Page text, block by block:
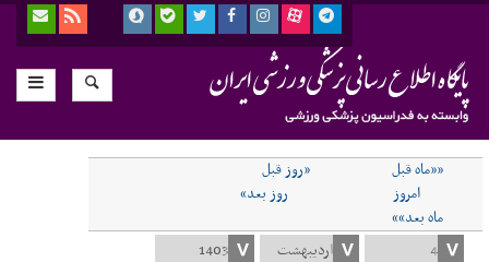
««ماه قبل
«روز قبل
امروز
روز بعد»
ماه بعد»»